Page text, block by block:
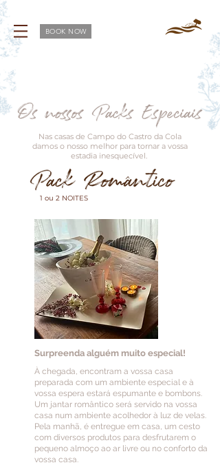
BOOK NOW
Nas casas de Campo do Castro da Cola
damos o nosso melhor para tornar a vossa
estadia inesquecível.
Surpreenda alguém muito especial!
À chegada, encontram a vossa casa
preparada com um ambiente especial e à
vossa espera estará espumante e bombons.
Um jantar romântico será servido na vossa
casa num ambiente acolhedor à luz de velas.
Pela manhã, é entregue em casa, um cesto
com diversos produtos para desfrutarem o
pequeno almoço ao ar livre ou no conforto da
vossa casa.
1 ou 2 NOITES